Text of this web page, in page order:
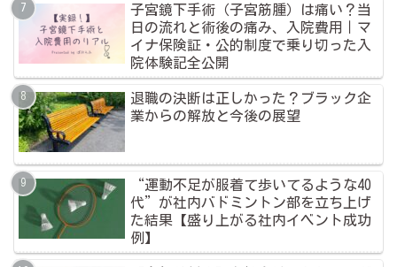
子宮鏡下手術（子宮筋腫）は痛い？当
日の流れと術後の痛み、入院費用｜マ
イナ保険証・公的制度で乗り切った入
院体験記全公開
退職の決断は正しかった？ブラック企
業からの解放と今後の展望
“運動不足が服着て歩いてるような40
代”が社内バドミントン部を立ち上げ
た結果【盛り上がる社内イベント成功
例】